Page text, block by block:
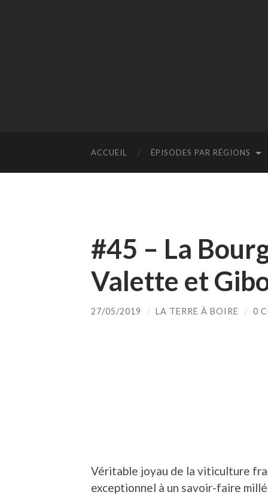
ACCUEIL ÉPISODES PAR RÉGIONS
#45 – La
Valette et
27/05/2019 / LA TERRE À BOIRE / 0
Véritable joyau de la viticulture
exceptionnel à un savoir-faire